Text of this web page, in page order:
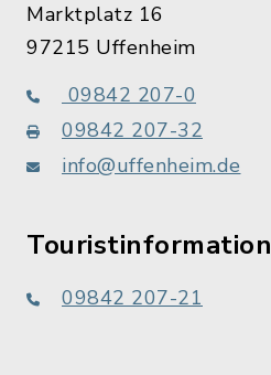
Marktplatz 16
97215 Uffenheim
09842 207-0
09842 207-32
info@uffenheim.de
Touristinformation
09842 207-21